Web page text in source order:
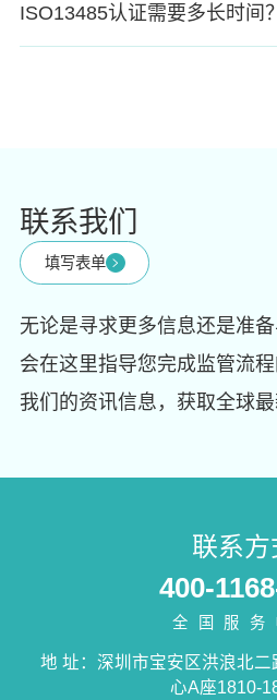
ISO13485认证需要多长时间？
联系我们
填写表单
无论是寻求更多信息还是准
会在这里指导您完成监管流
我们的资讯信息，获取全球最
联系方
400-
全国服务
地 址：深圳市宝安区洪浪北
心A座1810-